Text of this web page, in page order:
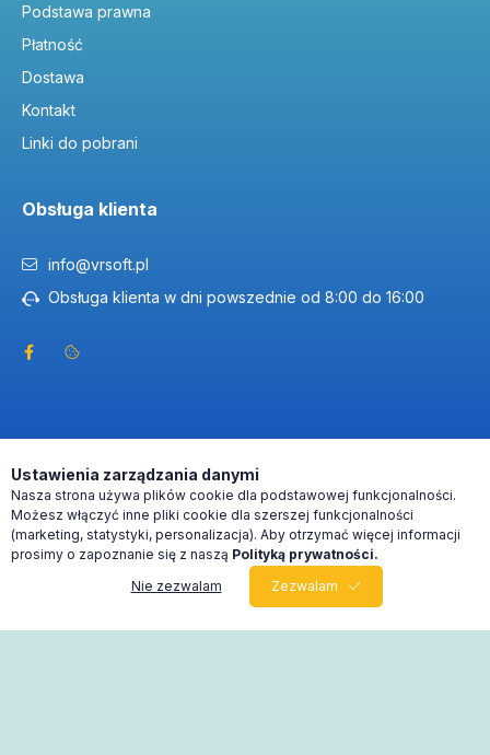
Podstawa prawna
Płatność
Dostawa
Kontakt
Linki do pobrani
Obsługa klienta
info@vrsoft.pl
Obsługa klienta w dni powszednie od 8:00 do 16:00
0
Ustawienia zarządzania danymi
Nasza strona używa plików cookie dla podstawowej funkcjonalności.
Możesz włączyć inne pliki cookie dla szerszej funkcjonalności
(marketing, statystyki, personalizacja). Aby otrzymać więcej informacji
prosimy o zapoznanie się z naszą Polityką prywatności.
Nie zezwalam
Zezwalam